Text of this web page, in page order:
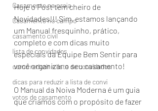
Casamento na praia
Casamento no campo
casamento civil
lista de convidados
como reduzir a lista de convidados
dicas para reduzir a lista de convi
votos de casamento
Hoje o Post tem cheiro de
Novidades!!! Sim, estamos lançando
um Manual fresquinho, prático,
completo e com dicas muito
especiais da Equipe Bem Sentir para
você organizar o seu casamento!
O Manual da Noiva Moderna é um guia
que criamos com o propósito de fazer